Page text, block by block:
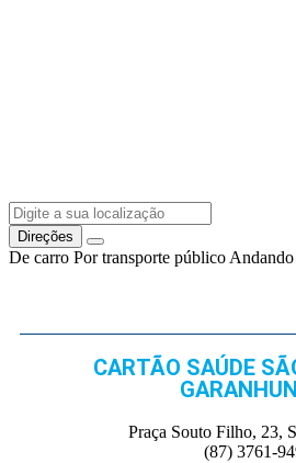
Direções
De carro Por transporte público Andando
CARTÃO SAÚDE
Praça Souto Filho, 23,
(87) 3761-